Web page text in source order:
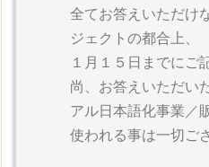
全てお答えいただけ
ジェクトの都合上、
１月１５日までにご
尚、お答えいただい
アル日本語化事業／
使われる事は一切ご